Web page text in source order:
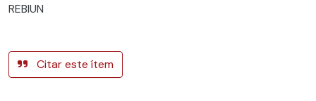
REBIUN
Citar este ítem